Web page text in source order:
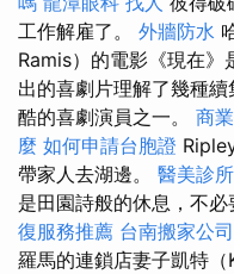
工作解雇了。 外牆防水
Ramis）的電影《現在
出的喜劇片理解了幾種
酷的喜劇演員之一。 商
麼 如何申請台胞證
帶家人去湖邊。 醫美診所
是田園詩般的休息，不
復服務推薦 台南搬家公司
羅馬的連鎖店妻子凱特